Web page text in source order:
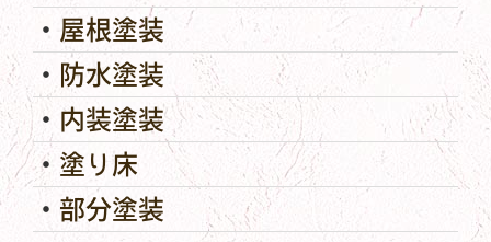
屋根塗装
防水塗装
内装塗装
塗り床
部分塗装